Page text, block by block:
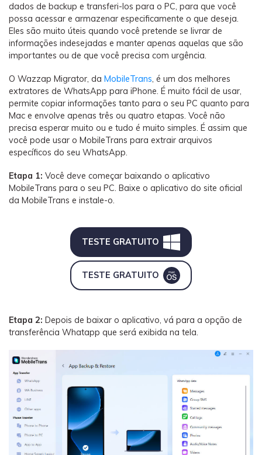
dados de backup e transferi-los para o PC, para que você
possa acessar e armazenar especificamente o que deseja.
Eles são muito úteis quando você pretende se livrar de
informações indesejadas e manter apenas aquelas que são
importantes ou de que você precisa com urgência.
O Wazzap Migrator, da MobileTrans, é um dos melhores
extratores de WhatsApp para iPhone. É muito fácil de usar,
permite copiar informações tanto para o seu PC quanto para
Mac e envolve apenas três ou quatro etapas. Você não
precisa esperar muito ou e tudo é muito simples. É assim que
você pode usar o MobileTrans para extrair arquivos
específicos do seu WhatsApp.
Etapa 1: Você deve começar baixando o aplicativo
MobileTrans para o seu PC. Baixe o aplicativo do site oficial
da MobileTrans e instale-o.
TESTE GRATUITO
TESTE GRATUITO
Etapa 2: Depois de baixar o aplicativo, vá para a opção de
transferência Whatapp que será exibida na tela.